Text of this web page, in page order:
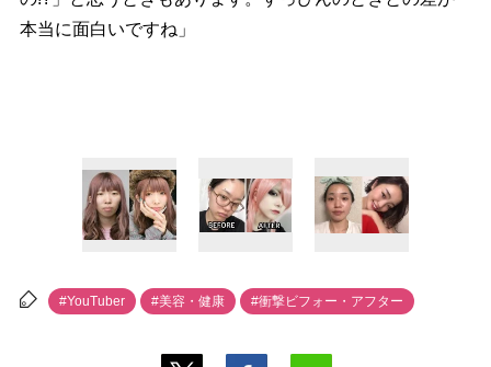
本当に面白いですね」
#YouTuber #美容・健康 #衝撃ビフォー・アフター